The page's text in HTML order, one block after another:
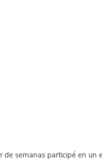
de semanas participé en un